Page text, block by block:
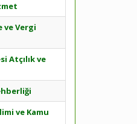
ve Vergi
Atçılık ve
ve Kamu